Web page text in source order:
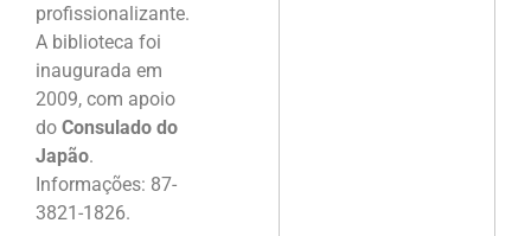
profissionalizante.
A biblioteca foi
inaugurada em
2009, com apoio
do Consulado do
Japão.
Informações: 87-
3821-1826.